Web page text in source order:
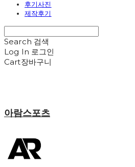
후기사진
제작후기
Search 검색
Log In 로그인
Cart장바구니
아람스포츠